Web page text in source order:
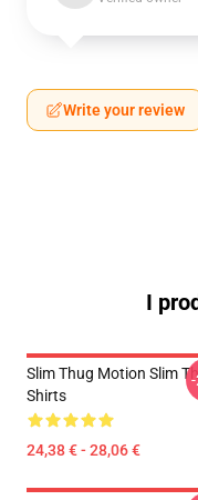
Write your review
I
Slim Thug Motion Slim
Shirts
24,38 € - 28,06 €